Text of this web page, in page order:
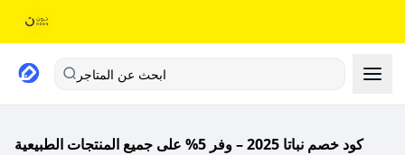
ابحث عن المتاجر
كود خصم نباتا 2025 – وفر 5% على جميع المنتجات الطبيعية